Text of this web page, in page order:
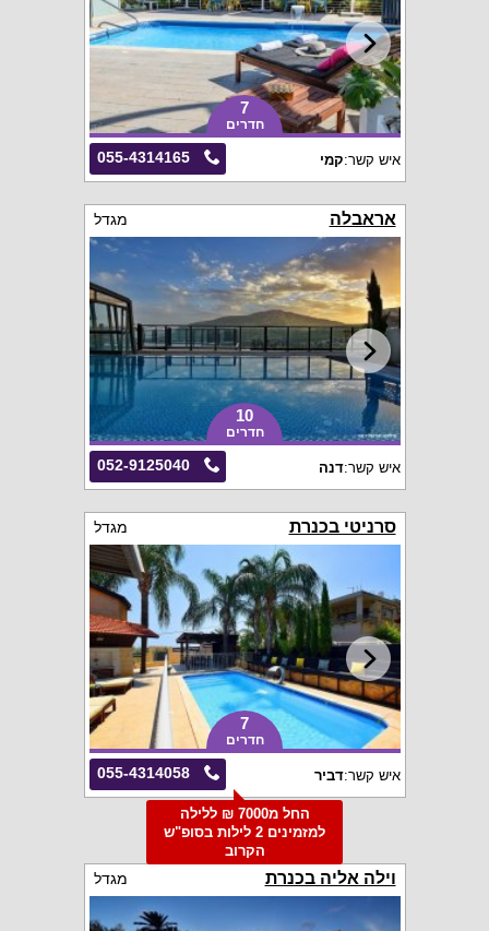
7
חדרים
055-4314165 איש קשר:קמי
אראבלה מגדל
10
חדרים
052-9125040 איש קשר:דנה
סרניטי בכנרת מגדל
7
חדרים
055-4314058 איש קשר:דביר
החל מ7000 ₪ ללילה
למזמינים 2 לילות בסופ"ש
הקרוב
וילה אליה בכנרת מגדל